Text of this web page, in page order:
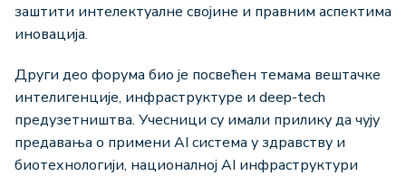
заштити интелектуалне својине и правним аспектима
иновација.
Други део форума био је посвећен темама вештачке
интелигенције, инфраструктуре и deep-tech
предузетништва. Учесници су имали прилику да чују
предавања о примени AI система у здравству и
биотехнологији, националној AI инфраструктури